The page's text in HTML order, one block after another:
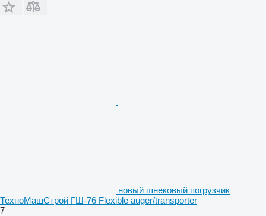
новый шнековый погрузчик
ТехноМашСтрой ГШ-76 Flexible auger/transporter
7